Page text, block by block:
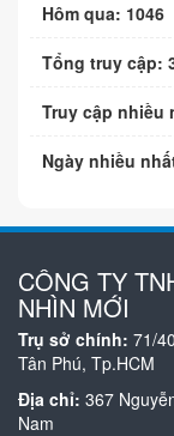
Hôm qua: 1046
Tổng truy cập:
Truy cập nhiều
Ngày nhiều
CÔNG TY
NHÌN MỚI
Trụ sở chính: 71/
Tân Phú, Tp.HCM
Địa chỉ: 367
Nam